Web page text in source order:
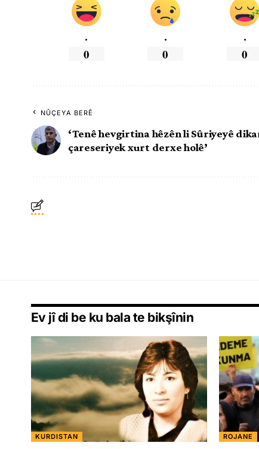
.
0
.
0
.
0
NÛÇEYA BERÊ
‘Tenê hevgirtina hêzên li Sûriyeyê
çareseriyek xurt derxe holê’
Ev jî di be ku bala te bikşînin
KURDISTAN ROJANE